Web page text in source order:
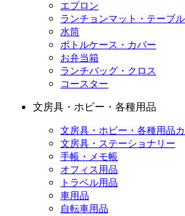
エプロン
ランチョンマット・テーブ
水筒
ボトルケース・カバー
お弁当箱
ランチバッグ・クロス
コースター
文房具・ホビー・各種用品
文房具・ホビー・各種用品
文房具・ステーショナリー
手帳・メモ帳
オフィス用品
トラベル用品
車用品
自転車用品